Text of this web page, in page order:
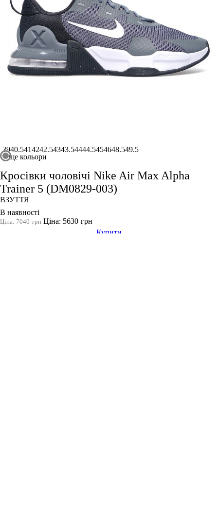
3940.5414242.54343.54444.5454648.549.5
ще кольори
Кросівки чоловічі Nike Air Max Alpha
Trainer 5 (DM0829-003)
ВЗУТТЯ
В наявності
грн
Ціна: 7040 грн
Ціна: 5630
Купити